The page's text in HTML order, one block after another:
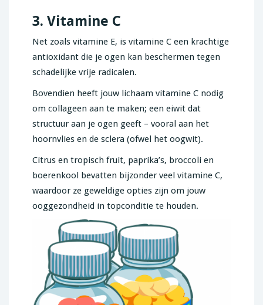
3. Vitamine C
Net zoals vitamine E, is vitamine C een krachtige
antioxidant die je ogen kan beschermen tegen
schadelijke vrije radicalen.
Bovendien heeft jouw lichaam vitamine C nodig
om collageen aan te maken; een eiwit dat
structuur aan je ogen geeft – vooral aan het
hoornvlies en de sclera (ofwel het oogwit).
Citrus en tropisch fruit, paprika’s, broccoli en
boerenkool bevatten bijzonder veel vitamine C,
waardoor ze geweldige opties zijn om jouw
ooggezondheid in topconditie te houden.